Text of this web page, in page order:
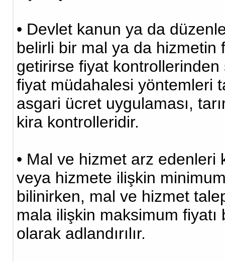
• Devlet kanun ya da
belirli bir mal ya da hizmetin
getirirse fiyat
fiyat müdahalesi yöntemleri
asgari ücret uygulaması,
kira kontrolleridir.
• Mal ve hizmet arz edenleri
veya hizmete ilişkin
bilinirken, mal ve hizmet
mala ilişkin maksimum
olarak adlandırılır.